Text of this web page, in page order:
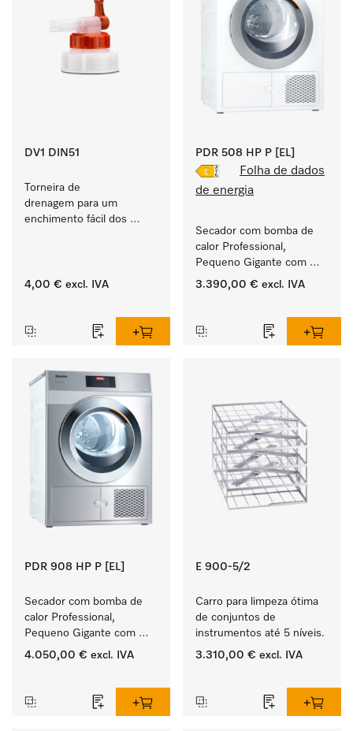
DV1 DIN51
Torneira de
drenagem para um
enchimento fácil dos
4,00 € excl. IVA
PDR 508 HP P [EL]
Folha de dados
de energia
Secador com bomba de
calor Professional,
Pequeno Gigante com
consumo de energia
carga de  8 kg.
3.390,00 € excl. IVA
PDR 908 HP P [EL]
Secador com bomba de
calor Professional,
Pequeno Gigante com
consumo de energia
carga de  8 kg.
4.050,00 € excl. IVA
E 900-5/2
Carro para limpeza ótima
de conjuntos de
instrumentos até 5 níveis.
3.310,00 € excl. IVA